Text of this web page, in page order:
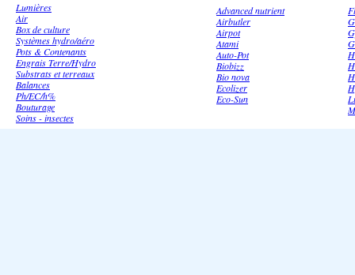
Lumières
Air
Box de culture
Systèmes hydro/aéro
Pots & Contenants
Engrais Terre/Hydro
Substrats et terreaux
Balances
Ph/EC/h%
Bouturage
Soins - insectes
Advanced nutrient
Airbutler
Airpot
Atami
Auto-Pot
Biobizz
Bio nova
Ecolizer
Eco-Sun